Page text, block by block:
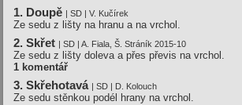
1. Doupě | SD | V. Kučírek
Ze sedu z lišty na hranu a na vrchol.
2. Skřet | SD | A. Fiala, Š. Stráník 2015-10
Ze sedu z lišty doleva a přes převis na vrchol.
1 komentář
3. Skřehotavá | SD | D. Kolouch
Ze sedu stěnkou podél hrany na vrchol.